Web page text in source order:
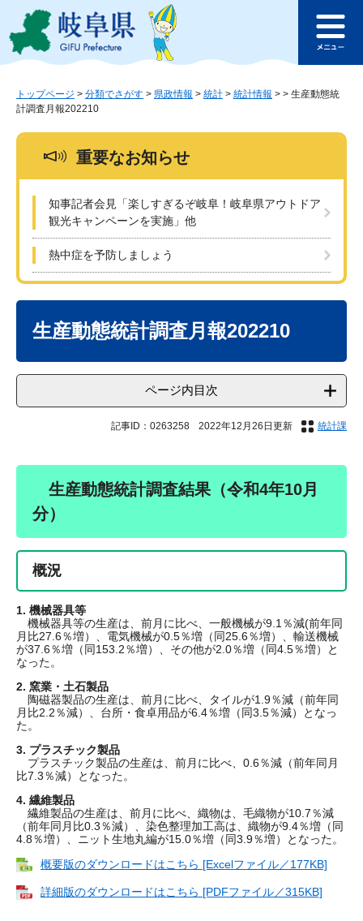
ジ
ュ
このページの本文へ
ュ
トップページ > 分類でさがす > 県政情報 > 統計 > 統計情報 > > 生産動態統
計調査月報202210
重要なお知らせ
知事記者会見「楽しすぎるぞ岐阜！岐阜県アウトドア
観光キャンペーンを実施」他
熱中症を予防しましょう
生産動態統計調査月報202210
ページ内目次
記事ID：0263258 2022年12月26日更新 統計課
生産動態統計調査結果（令和4年10月
分）
概況
1. 機械器具等
機械器具等の生産は、前月に比べ、一般機械が9.1％減(前年同
月比27.6％増）、電気機械が0.5％増（同25.6％増）、輸送機械
が37.6％増（同153.2％増）、その他が2.0％増（同4.5％増）と
なった。
2. 窯業・土石製品
陶磁器製品の生産は、前月に比べ、タイルが1.9％減（前年同
月比2.2％減）、台所・食卓用品が6.4％増（同3.5％減）となっ
た。
3. プラスチック製品
プラスチック製品の生産は、前月に比べ、0.6％減（前年同月
比7.3％減）となった。
4. 繊維製品
繊維製品の生産は、前月に比べ、織物は、毛織物が10.7％減
（前年同月比0.3％減）、染色整理加工高は、織物が9.4％増（同
4.8％増）、ニット生地丸編が15.0％増（同3.9％増）となった。
概要版のダウンロードはこちら [Excelファイル／177KB]
詳細版のダウンロードはこちら [PDFファイル／315KB]